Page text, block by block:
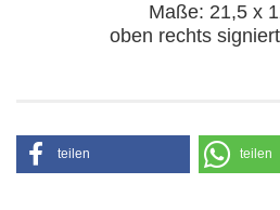
Maße: 21,5 x
oben rechts
teilen teilen